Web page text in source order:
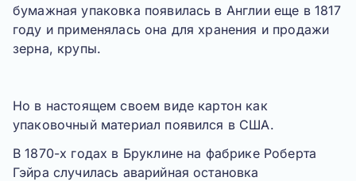
бумажная упаковка появилась в Англииеще в 1817
году и применялась она для хранения и продажи
зерна, крупы.
Но в настоящем своем виде картон как
упаковочный материал появился в США.
В 1870-х годах в Бруклине на фабрике Роберта
Гэйра случилась аварийная остановка